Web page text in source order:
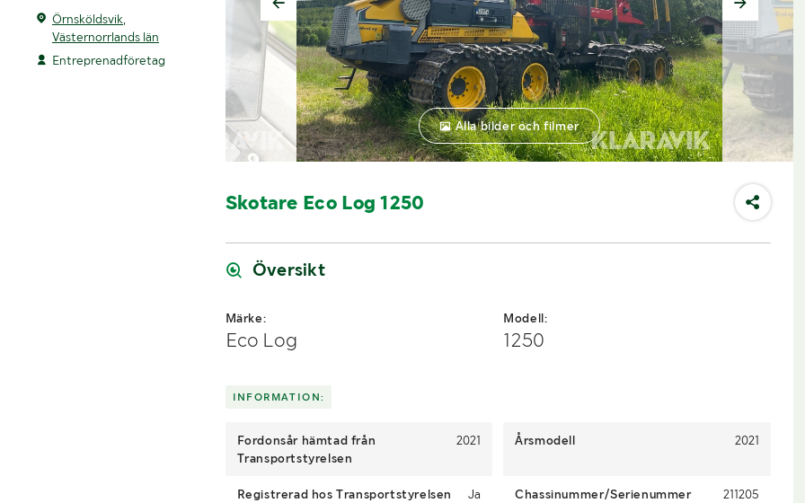
Örnsköldsvik,
Västernorrlands län
Entreprenadföretag
Alla bilder och filmer
Skotare Eco Log 1250
Översikt
Märke:
Eco Log
Modell:
1250
INFORMATION:
Fordonsår hämtad från
Transportstyrelsen
2021 Årsmodell 2021
Registrerad hos Transportstyrelsen Ja Chassinummer/Serienummer 211205